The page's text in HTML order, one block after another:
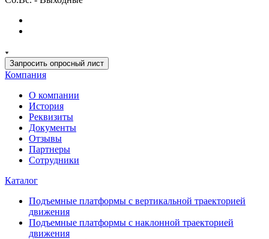
Запросить опросный лист
Компания
О компании
История
Реквизиты
Документы
Отзывы
Партнеры
Сотрудники
Каталог
Подъемные платформы с вертикальной траекторией
движения
Подъемные платформы с наклонной траекторией
движения